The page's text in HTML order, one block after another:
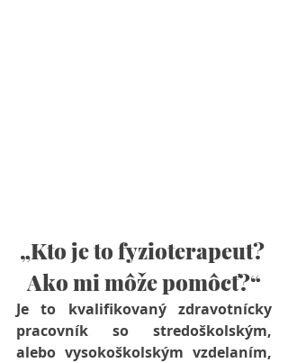
„Kto je to fyzioterapeut?
Ako mi môže pomôcť?“
Je to kvalifikovaný zdravotnícky
pracovník so stredoškolským,
alebo vysokoškolským vzdelaním,